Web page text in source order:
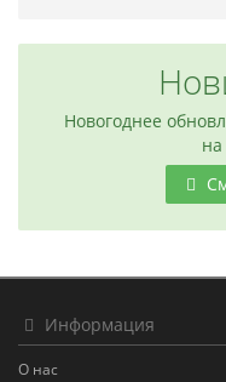
Новогоднее
Информация
О нас